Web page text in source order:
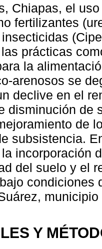
Chiapas, el
fertilizantes
prácticas
la
arenosos se
declive en el
disminución de
de
subsistencia.
incorporación
del suelo y el
condiciones
Y